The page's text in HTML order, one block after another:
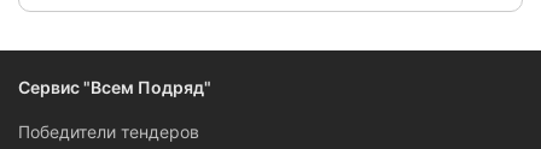
Сервис "Всем Подряд"
Победители тендеров